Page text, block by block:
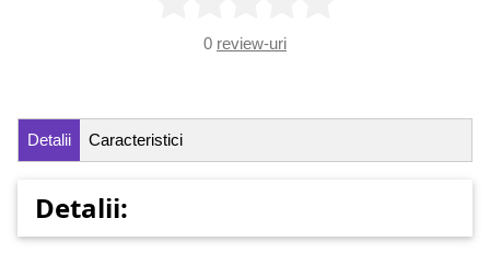
0 review-uri
Detalii Caracteristici
Detalii: